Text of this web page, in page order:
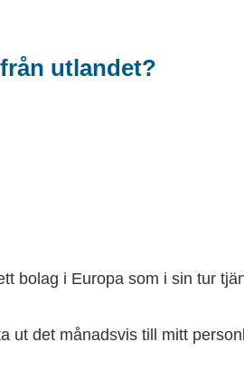
utlandet?
bolag i Europa som i sin tur
ut det månadsvis till mitt